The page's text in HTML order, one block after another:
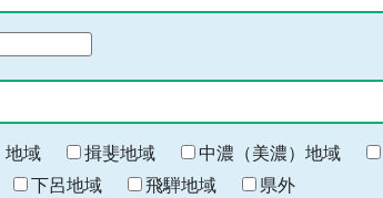
地域 揖斐地域 中濃（美濃）地域
下呂地域 飛騨地域 県外